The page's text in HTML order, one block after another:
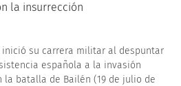
la insurrección
inició su carrera militar al despuntar
española a la invasión
la batalla de Bailén (19 de julio de